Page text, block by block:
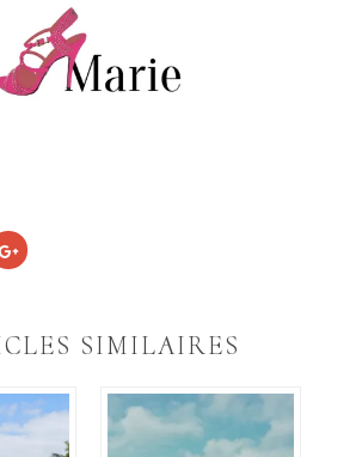
Cliquez
pour
dans
une
nouvelle SIMILAIRES